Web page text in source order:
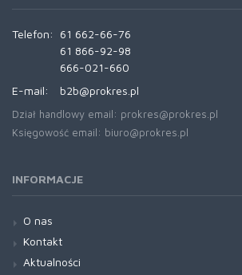
Telefon:
61 662-66-76
61 866-92-98
666-021-660
E-mail:
b2b@prokres.pl
Dział handlowy email: prokres@prokres.pl
Księgowość email: biuro@prokres.pl
INFORMACJE
O nas
Kontakt
Aktualności